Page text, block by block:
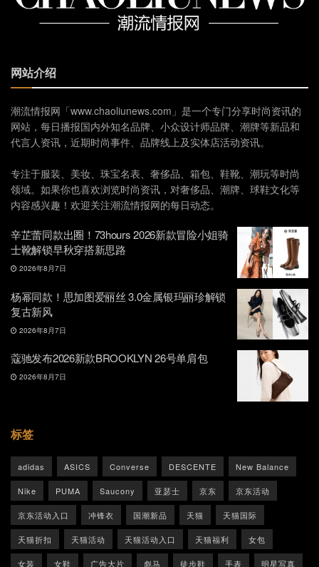
网站介绍
潮流情报网「www.chaoliunews.com」是一个专门分享时尚资讯的
网站，每日播报国内外知名品牌、小众设计师品牌、潮牌等新品和
代言人资讯，近期时尚事件、品牌线上及实体店活动资讯。
专注于服装、美妆、珠宝名表、奢侈品、箱包、鞋靴、潮玩等时尚
领域。如果你也喜欢浏览时尚资讯，对奢侈品、潮牌、球鞋文化等
内容感兴趣！欢迎关注潮流情报网的每日动态。
辛芷蕾同款出圈！73hours 2026新款冒险小姐骑
士靴解锁早秋穿搭新思路
2026年8月7日
杨幂同款！思加图爱丽丝 3.0金属银玛丽珍解锁
复古新风
2026年8月7日
蔻驰发布2026新款BROOKLYN 26号单肩包
2026年8月7日
标签
adidas ASICS Converse DESCENTE New Balance
Nike PUMA Saucony 亚瑟士 京东 京东活动
京东活动入口 冲锋衣 国潮新品 天猫 天猫国际
天猫折扣 天猫活动 天猫活动入口 天猫福利 女包
女装 女鞋 广告大片 彪马 徒步鞋 手表 明星写真